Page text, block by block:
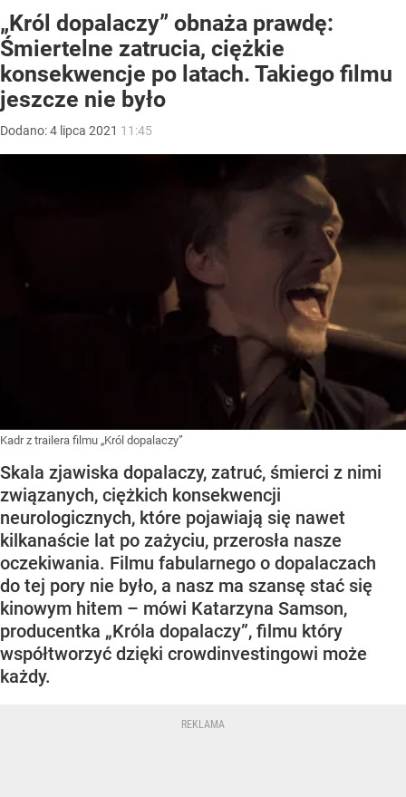
„Król dopalaczy” obnaża prawdę:
Śmiertelne zatrucia, ciężkie
konsekwencje po latach. Takiego filmu
jeszcze nie było
Dodano:4 lipca 2021 11:45
Kadr z trailera filmu „Król dopalaczy”
Skala zjawiska dopalaczy, zatruć, śmierci z nimi
związanych, ciężkich konsekwencji
neurologicznych, które pojawiają się nawet
kilkanaście lat po zażyciu, przerosła nasze
oczekiwania. Filmu fabularnego o dopalaczach
do tej pory nie było, a nasz ma szansę stać się
kinowym hitem – mówi Katarzyna Samson,
producentka „Króla dopalaczy”, filmu który
współtworzyć dzięki crowdinvestingowi może
każdy.